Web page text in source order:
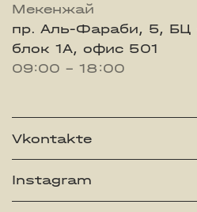
Мекенжай
пр. Аль-Фараби, 5, БЦ
блок 1А, офис 501
09:00 - 18:00
Vkontakte
Instagram